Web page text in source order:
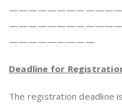
—————————
Deadline for
The registration deadline